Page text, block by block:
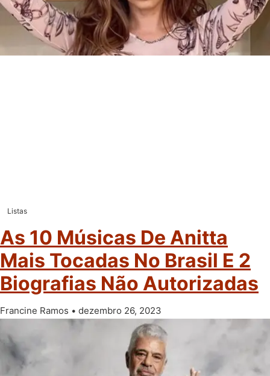
Listas
As 10 Músicas De Anitta
Mais Tocadas No Brasil E 2
Biografias Não Autorizadas
Francine Ramos dezembro 26, 2023